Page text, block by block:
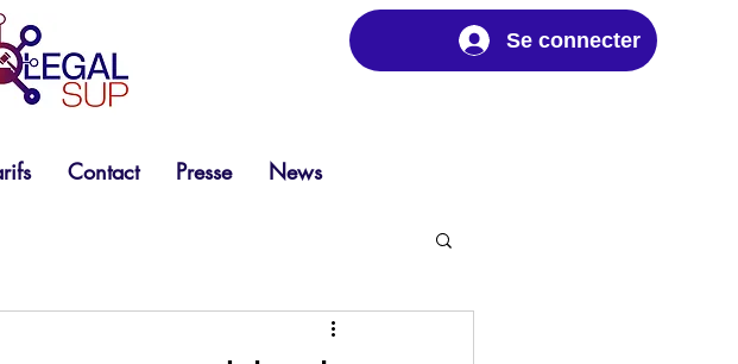
Se connecter
Contact Presse News